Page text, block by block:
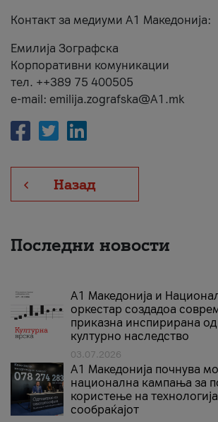
Контакт за медиуми А1 Македонија:
Емилија Зографска
Корпоративни комуникации
тел. ++389 75 400505
e-mail: emilija.zografska@A1.mk
Назад
Последни новости
А1 Македонија и
оркестар создадоа
приказна инспирирана
културно наследство
03.07.2026
A1 Македонија почнува
национална кампања за
користење на
сообраќајот